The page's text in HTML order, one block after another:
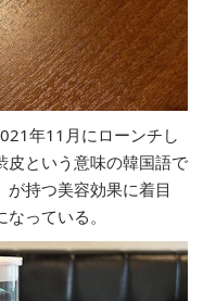
年11月にローンチし
皮という意味の韓国語で
持つ美容効果に着目
っている。